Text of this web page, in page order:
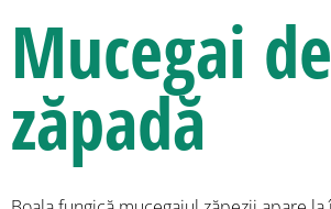
Mucegai de
zăpadă